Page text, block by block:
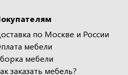
по Москве и России
мебели
мебели
заказать мебель?